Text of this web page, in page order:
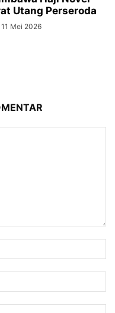
Utang Perseroda
11 Mei 2026